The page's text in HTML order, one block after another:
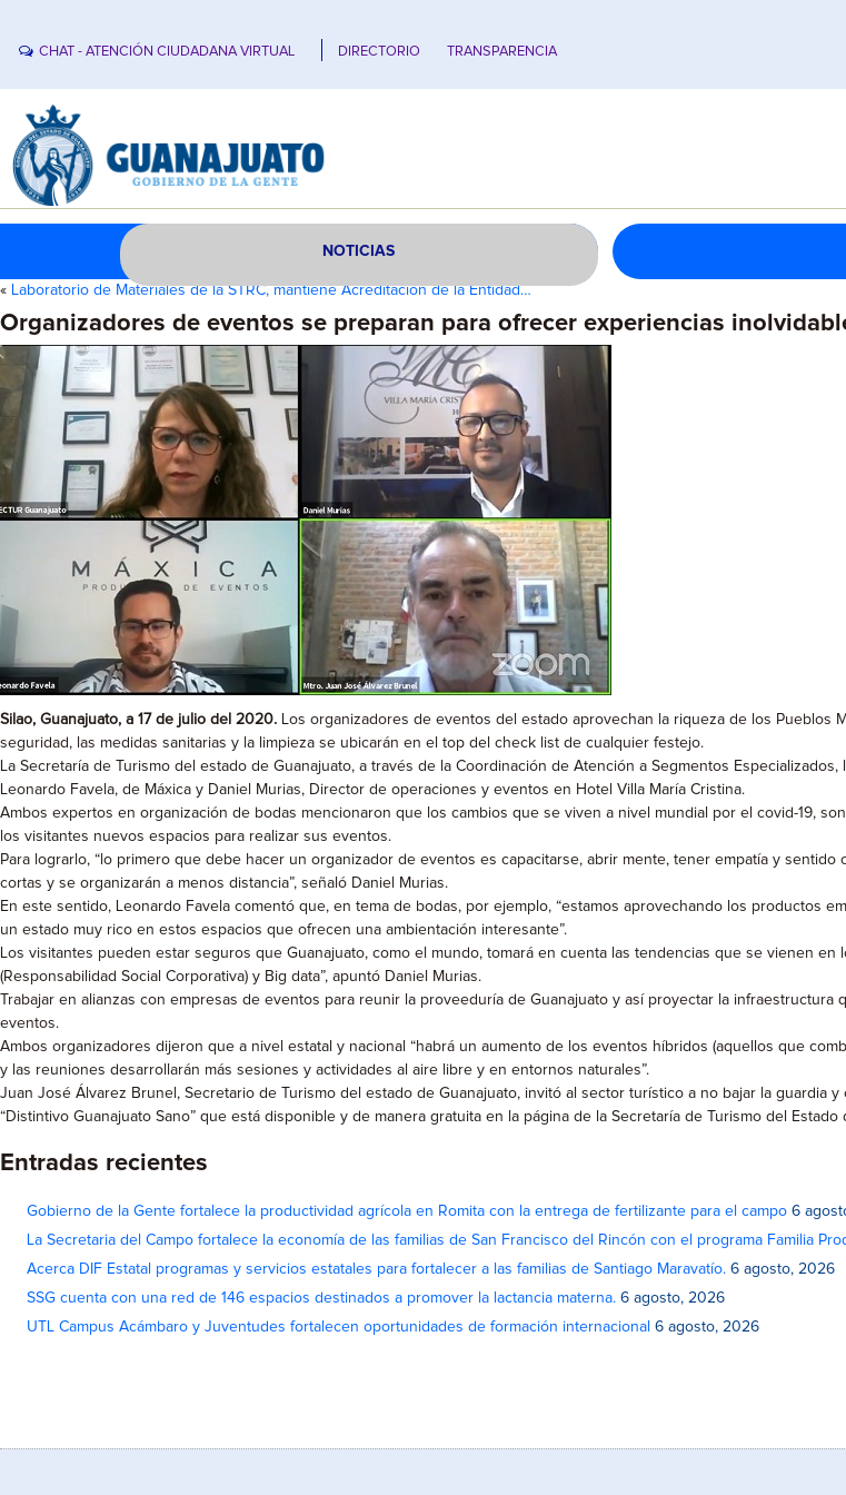
CHAT - ATENCIÓN CIUDADANA VIRTUAL DIRECTORIO TRANSPARENCIA
NOTICIAS
« Laboratorio de Materiales de la STRC, mantiene Acreditación de la Entidad…
Organizadores de eventos se preparan para ofrecer experiencias
Silao, Guanajuato, a 17 de julio del 2020. Los organizadores de eventos del estado aprovechan la riqueza de los
seguridad, las medidas sanitarias y la limpieza se ubicarán en el top del check list de cualquier festejo.
La Secretaría de Turismo del estado de Guanajuato, a través de la Coordinación de Atención a Segmentos
Leonardo Favela, de Máxica y Daniel Murias, Director de operaciones y eventos en Hotel Villa María Cristina.
Ambos expertos en organización de bodas mencionaron que los cambios que se viven a nivel mundial por el covid-19,
los visitantes nuevos espacios para realizar sus eventos.
Para lograrlo, “lo primero que debe hacer un organizador de eventos es capacitarse, abrir mente, tener empatía y
cortas y se organizarán a menos distancia”, señaló Daniel Murias.
En este sentido, Leonardo Favela comentó que, en tema de bodas, por ejemplo, “estamos aprovechando los productos
un estado muy rico en estos espacios que ofrecen una ambientación interesante”.
Los visitantes pueden estar seguros que Guanajuato, como el mundo, tomará en cuenta las tendencias que se vienen
(Responsabilidad Social Corporativa) y Big data”, apuntó Daniel Murias.
Trabajar en alianzas con empresas de eventos para reunir la proveeduría de Guanajuato y así proyectar la
eventos.
Ambos organizadores dijeron que a nivel estatal y nacional “habrá un aumento de los eventos híbridos (aquellos que
y las reuniones desarrollarán más sesiones y actividades al aire libre y en entornos naturales”.
Juan José Álvarez Brunel, Secretario de Turismo del estado de Guanajuato, invitó al sector turístico a no bajar la guardia
“Distintivo Guanajuato Sano” que está disponible y de manera gratuita en la página de la Secretaría de Turismo del Estado
Entradas recientes
Gobierno de la Gente fortalece la productividad agrícola en Romita con la entrega de fertilizante para el campo 6
La Secretaria del Campo fortalece la economía de las familias de San Francisco del Rincón con el programa Familia
Acerca DIF Estatal programas y servicios estatales para fortalecer a las familias de Santiago Maravatío. 6 agosto, 2026
SSG cuenta con una red de 146 espacios destinados a promover la lactancia materna. 6 agosto, 2026
UTL Campus Acámbaro y Juventudes fortalecen oportunidades de formación internacional 6 agosto, 2026